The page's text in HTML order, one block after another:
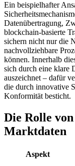
Ein beispielhafter
Datenübertragung,
blockchain-basierte
sichern nicht nur die
nachvollziehbare
können. Innerhalb
sich durch eine klare
auszeichnet – dafür
die durch innovative
Konformität besticht.
Die Rolle
Marktdaten
Aspekt